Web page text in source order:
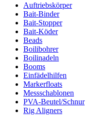
Auftriebskörper
Bait-Binder
Bait-Stopper
Bait-Köder
Beads
Boilibohrer
Boilinadeln
Booms
Einfädelhilfen
Markerfloats
Messschablonen
PVA-Beutel/Schnur
Rig Aligners